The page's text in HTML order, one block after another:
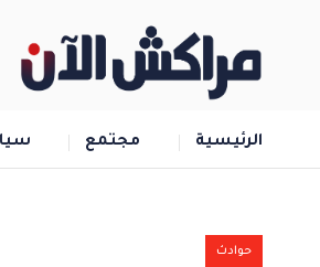
الرئيسية مجتمع
حوادث